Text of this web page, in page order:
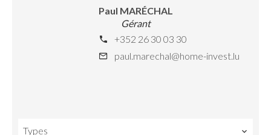
Paul MARÉCHAL
Gérant
+352 26 30 03 30
paul.marechal@home-invest.lu
Types